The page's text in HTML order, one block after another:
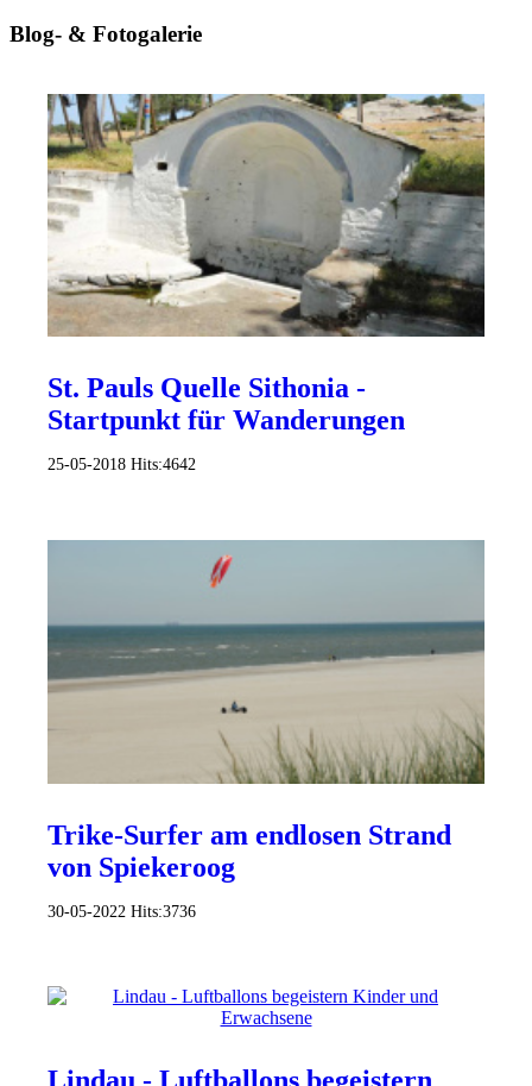
Blog- & Fotogalerie
St. Pauls Quelle Sithonia -
Startpunkt für Wanderungen
25-05-2018 Hits:4642
Trike-Surfer am endlosen Strand
von Spiekeroog
30-05-2022 Hits:3736